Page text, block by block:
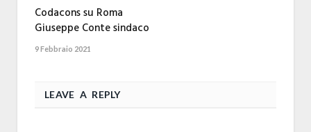
Codacons su Roma
Giuseppe Conte sindaco
9 Febbraio 2021
LEAVE A REPLY